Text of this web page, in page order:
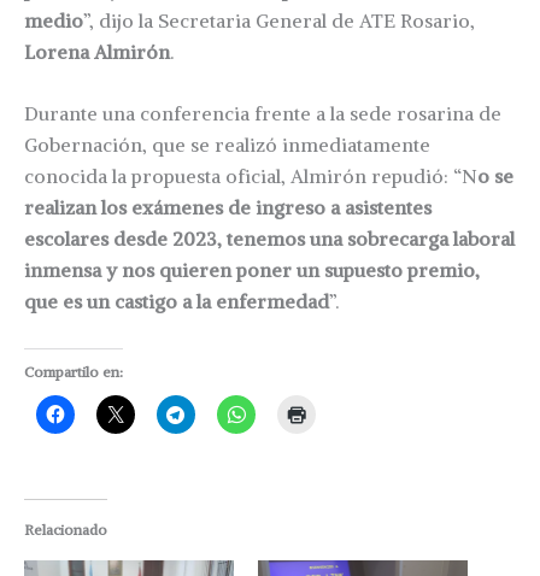
medio”, dijo la Secretaria General de ATE Rosario,
Lorena Almirón.
Durante una conferencia frente a la sede rosarina de
Gobernación, que se realizó inmediatamente
conocida la propuesta oficial, Almirón repudió: “No se
realizan los exámenes de ingreso a asistentes
escolares desde 2023, tenemos una sobrecarga laboral
inmensa y nos quieren poner un supuesto premio,
que es un castigo a la enfermedad”.
Compartilo en:
Relacionado